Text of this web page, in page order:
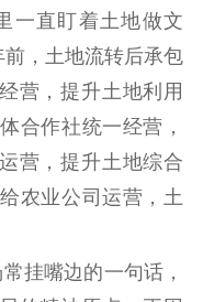
一直盯着土地做文
前，土地流转后承包
营，提升土地利用
合作社统一经营，
营，提升土地综合
农业公司运营，土
挂嘴边的一句话，